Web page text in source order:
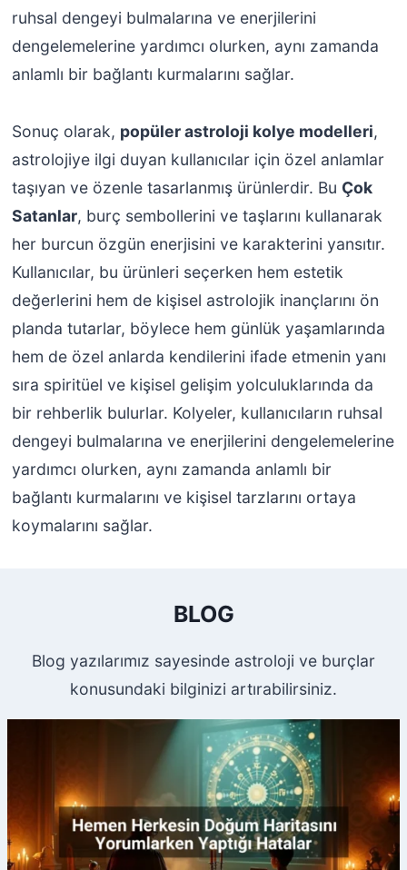
ruhsal dengeyi bulmalarına ve enerjilerini
dengelemelerine yardımcı olurken, aynı zamanda
anlamlı bir bağlantı kurmalarını sağlar.
Sonuç olarak, popüler astroloji kolye modelleri,
astrolojiye ilgi duyan kullanıcılar için özel anlamlar
taşıyan ve özenle tasarlanmış ürünlerdir. Bu Çok
Satanlar, burç sembollerini ve taşlarını kullanarak
her burcun özgün enerjisini ve karakterini yansıtır.
Kullanıcılar, bu ürünleri seçerken hem estetik
değerlerini hem de kişisel astrolojik inançlarını ön
planda tutarlar, böylece hem günlük yaşamlarında
hem de özel anlarda kendilerini ifade etmenin yanı
sıra spiritüel ve kişisel gelişim yolculuklarında da
bir rehberlik bulurlar. Kolyeler, kullanıcıların ruhsal
dengeyi bulmalarına ve enerjilerini dengelemelerine
yardımcı olurken, aynı zamanda anlamlı bir
bağlantı kurmalarını ve kişisel tarzlarını ortaya
koymalarını sağlar.
BLOG
Blog yazılarımız sayesinde astroloji ve burçlar
konusundaki bilginizi artırabilirsiniz.